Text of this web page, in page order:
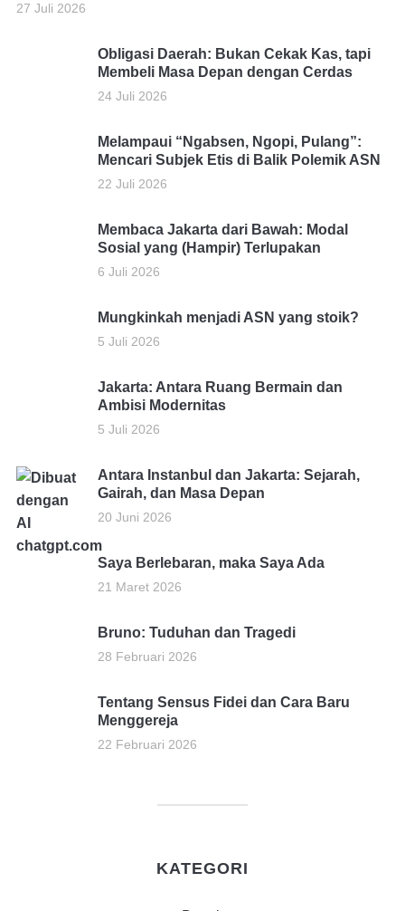
27 Juli 2026
Obligasi Daerah: Bukan Cekak Kas, tapi
Membeli Masa Depan dengan Cerdas
24 Juli 2026
Melampaui “Ngabsen, Ngopi, Pulang”:
Mencari Subjek Etis di Balik Polemik ASN
22 Juli 2026
Membaca Jakarta dari Bawah: Modal
Sosial yang (Hampir) Terlupakan
6 Juli 2026
Mungkinkah menjadi ASN yang stoik?
5 Juli 2026
Jakarta: Antara Ruang Bermain dan
Ambisi Modernitas
5 Juli 2026
Antara Instanbul dan Jakarta: Sejarah,
Gairah, dan Masa Depan
20 Juni 2026
Saya Berlebaran, maka Saya Ada
21 Maret 2026
Bruno: Tuduhan dan Tragedi
28 Februari 2026
Tentang Sensus Fidei dan Cara Baru
Menggereja
22 Februari 2026
KATEGORI